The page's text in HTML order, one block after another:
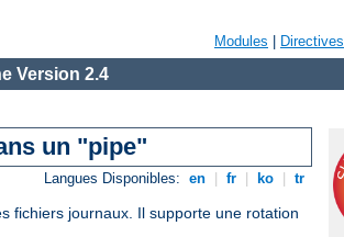
Modules Directives
Version 2.4
un "pipe"
Langues Disponibles: en fr ko tr
fichiers journaux. Il supporte une rotation